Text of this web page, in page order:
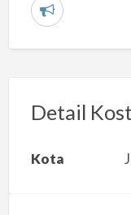
L
r
a
Detail Kost
Kota